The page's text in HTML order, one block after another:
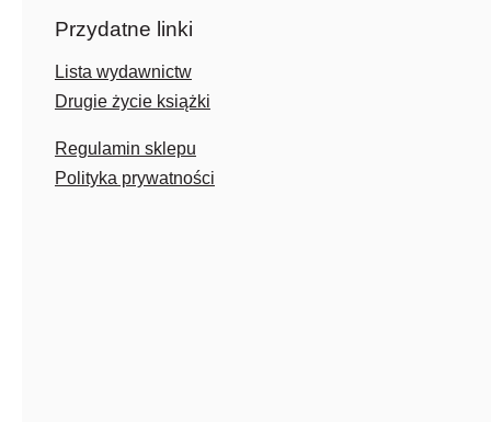
Przydatne linki
Lista wydawnictw
Drugie życie książki
Regulamin sklepu
Polityka prywatności